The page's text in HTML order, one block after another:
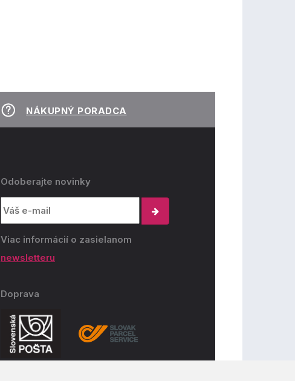
NÁKUPNÝ PORADCA
Odoberajte novinky
Viac informácií o zasielanom
newsletteru
Doprava